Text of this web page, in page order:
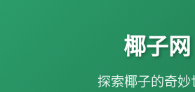
椰子网
探索椰子的奇妙